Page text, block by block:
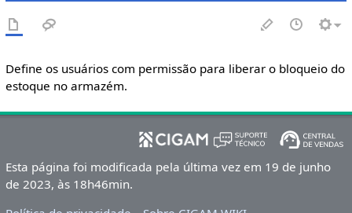
Define os usuários com permissão para liberar o bloqueio do
estoque no armazém.
Esta página foi modificada pela última vez em 19 de junho
de 2023, às 18h46min.